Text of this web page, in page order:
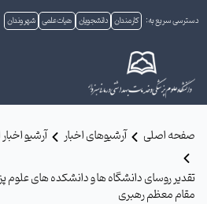
دسترسی سریع به: کارمندان دانشجویان هیات علمی شهروندان
صفحه اصلی آرشیوهای اخبار آرشیو
تقدیر روسای دانشگاه ها و دانشکده های
مقام معظم رهبری